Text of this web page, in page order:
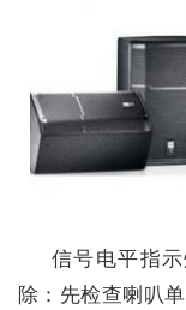
信号电平指
除：先检查喇叭